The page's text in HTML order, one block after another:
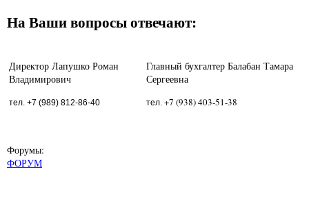
На Ваши вопросы отвечают:
Директор Лапушко Роман
Владимирович
тел. +7 (989) 812-86-40
Главный бухгалтер Балабан Тамара
Сергеевна
тел. +7 (938) 403-51-38
Форумы:
ФОРУМ